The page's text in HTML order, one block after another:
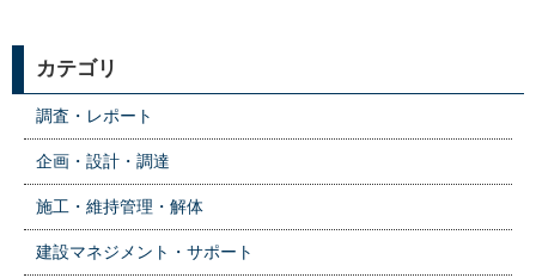
カテゴリ
調査・レポート
企画・設計・調達
施工・維持管理・解体
建設マネジメント・サポート